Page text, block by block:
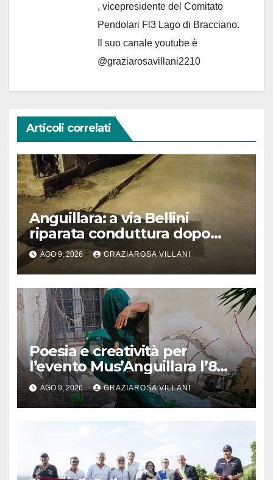
, vicepresidente del Comitato
Pendolari Fl3 Lago di Bracciano.
Il suo canale youtube è
@graziarosavillani2210
Articoli correlati
Anguillara: a via Bellini
riparata conduttura dopo
segnalazione IdD
AGO 9, 2026 GRAZIAROSA VILLANI
Poesia e creatività per
l’evento Mus’Anguillara l’8
agosto 2026 al Museo
Contadino
AGO 9, 2026 GRAZIAROSA VILLANI